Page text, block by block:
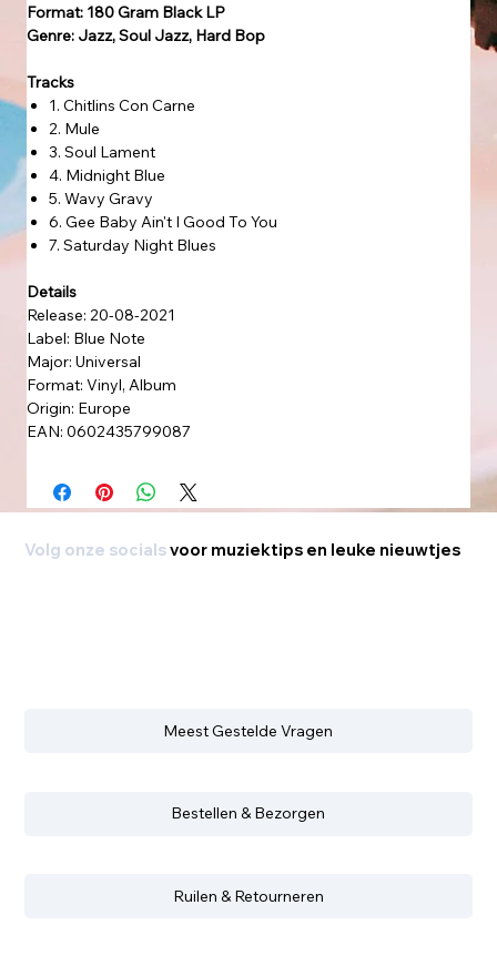
Format: 180 Gram Black LP
Genre: Jazz, Soul Jazz, Hard Bop
Tracks
1. Chitlins Con Carne
2. Mule
3. Soul Lament
4. Midnight Blue
5. Wavy Gravy
6. Gee Baby Ain't I Good To You
7. Saturday Night Blues
Details
Release: 20-08-2021
Label: Blue Note
Major: Universal
Format: Vinyl, Album
Origin: Europe
EAN: 0602435799087
Volg onze socialsvoor muziektips en leuke nieuwtjes
Meest Gestelde Vragen
Bestellen & Bezorgen
Ruilen & Retourneren